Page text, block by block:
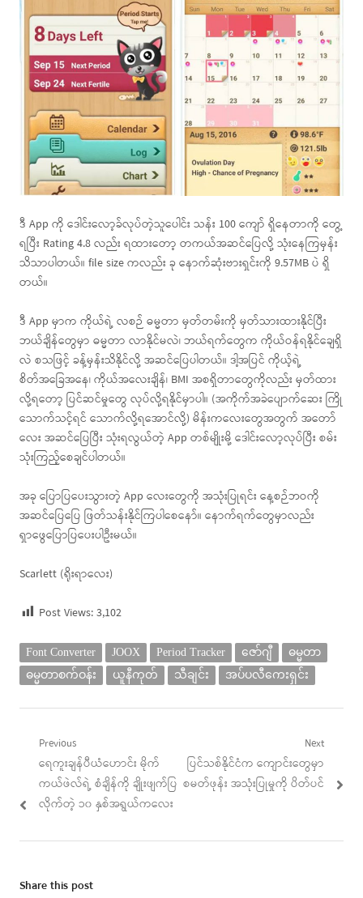
ဒီ App ကို ဒေါင်းလော့ခ်လုပ်တဲ့သူပေါင်း သန်း 100 ကျော် ရှိနေတာကို တွေ့
ရပြီး Rating 4.8 လည်း ရထားတော့ တကယ်အဆင်ပြေလို့ သုံးနေကြမှန်း
သိသာပါတယ်။ file size ကလည်း ခု နောက်ဆုံးဗားရှင်းကို 9.57MB ပဲ ရှိ
တယ်။
ဒီ App မှာက ကိုယ်ရဲ့ လစဉ် ဓမ္မတာ မှတ်တမ်းကို မှတ်သားထားနိုင်ပြီး
ဘယ်ချိန်တွေမှာ ဓမ္မတာ လာနိုင်မလဲ၊ ဘယ်ရက်တွေက ကိုယ်ဝန်ရနိုင်ချေရှိ
လဲ စသဖြင့် ခန့်မှန်းသိနိုင်လို့ အဆင်ပြေပါတယ်။ ဒါ့အပြင် ကိုယ့်ရဲ့
စိတ်အခြေအနေ၊ ကိုယ်အလေးချိန်၊ BMI အစရှိတာတွေကိုလည်း မှတ်ထား
လို့ရတော့ ပြင်ဆင်မှုတွေ လုပ်လို့ရနိုင်မှာပါ။ (အကိုက်အခဲပျောက်ဆေး ကြို
သောက်သင့်ရင် သောက်လို့ရအောင်လို့) မိန်းကလေးတွေအတွက် အတော်
လေး အဆင်ပြေပြီး သုံးရလွယ်တဲ့ App တစ်မျိုးမို့ ဒေါင်းလော့လုပ်ပြီး စမ်း
သုံးကြည့်စေချင်ပါတယ်။
အခု ပြောပြပေးသွားတဲ့ App လေးတွေကို အသုံးပြုရင်း နေ့စဉ်ဘဝကို
အဆင်ပြေပြေ ဖြတ်သန်းနိုင်ကြပါစေနော်။ နောက်ရက်တွေမှာလည်း
ရှာဖွေပြောပြပေးပါဦးမယ်။
Scarlett (ရိုးရာလေး)
Post Views:3,102
Font Converter JOOX Period Tracker ဇော်ဂျီ
ဓမ္မတာ
ဓမ္မတာစက်ဝန်း
ယူနီကုတ် သီချင်း အပ်ပလီကေးရှင်း
Post
navigation
Previous
Previous
post:
ရေကူးချန်ပီယံဟောင်း မိုက်
ကယ်ဖဲလ်ရဲ့ စံချိန်ကို ချိုးဖျက်ပြ
လိုက်တဲ့ ၁၀ နှစ်အရွယ်ကလေး
Next
Next
post:
ပြင်သစ်နိုင်ငံက ကျောင်းတွေမှာ
စမတ်ဖုန်း အသုံးပြုမှုကို ပိတ်ပင်
Share this post